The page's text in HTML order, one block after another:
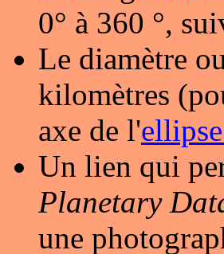
0° à 360 °,
Le diamètre
kilomètres
axe de l'
Un lien qui
Planetary
une